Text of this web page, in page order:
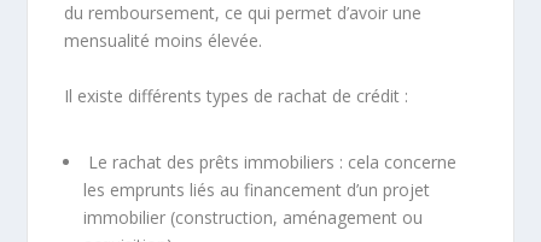
du remboursement, ce qui permet d’avoir une
mensualité moins élevée.
Il existe différents types de rachat de crédit :
Le rachat des prêts immobiliers : cela concerne
les emprunts liés au financement d’un projet
immobilier (construction, aménagement ou